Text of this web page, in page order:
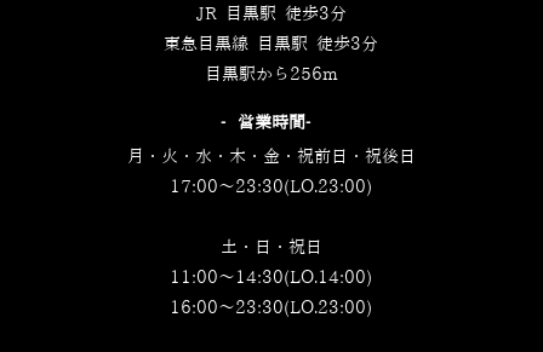
JR 目黒駅 徒歩3分
東急目黒線 目黒駅 徒歩3分
目黒駅から256m
‐営業時間‐
月・火・水・木・金・祝前日・祝後日
17:00～23:30(LO.23:00)
土・日・祝日
11:00～14:30(LO.14:00)
16:00～23:30(LO.23:00)